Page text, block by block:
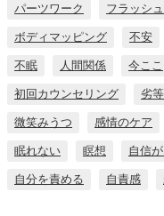
パーツワーク フラッシ
ボディマッピング 不安
不眠 人間関係 今ここ
初回カウンセリング 劣
微笑みうつ 感情のケア
眠れない 瞑想 自信
自分を責める 自責感